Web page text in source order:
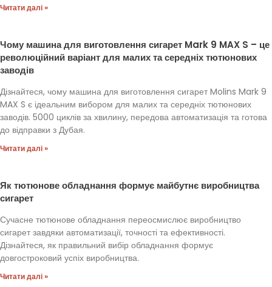
Читати далі »
Чому машина для виготовлення сигарет Mark 9 MAX S – це
революційний варіант для малих та середніх тютюнових
заводів
Дізнайтеся, чому машина для виготовлення сигарет Molins Mark 9
MAX S є ідеальним вибором для малих та середніх тютюнових
заводів. 5000 циклів за хвилину, передова автоматизація та готова
до відправки з Дубая.
Читати далі »
Як тютюнове обладнання формує майбутнє виробництва
сигарет
Сучасне тютюнове обладнання переосмислює виробництво
сигарет завдяки автоматизації, точності та ефективності.
Дізнайтеся, як правильний вибір обладнання формує
довгостроковий успіх виробництва.
Читати далі »